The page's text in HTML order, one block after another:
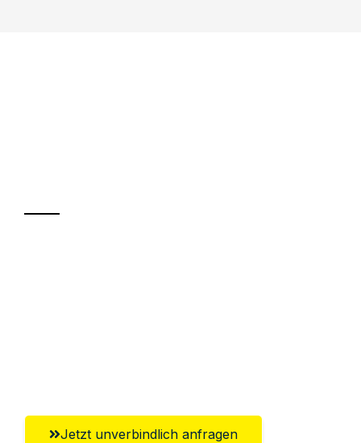
Jetzt unverbindlich anfragen